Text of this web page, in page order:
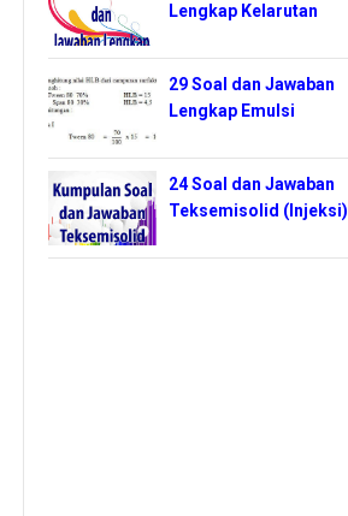
Lengkap Kelarutan
29 Soal dan Jawaban
Lengkap Emulsi
24 Soal dan Jawaban
Teksemisolid (Injeksi)